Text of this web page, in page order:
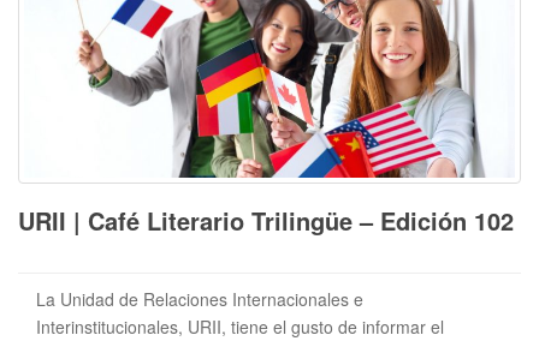
URII | Café Literario Trilingüe – Edición 102
La Unidad de Relaciones Internacionales e
Interinstitucionales, URII, tiene el gusto de informar el